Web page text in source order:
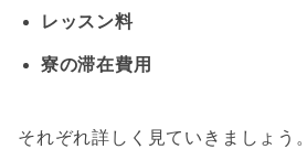
レッスン料
寮の滞在費用
それぞれ詳しく見ていきましょう。